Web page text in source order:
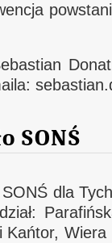
SONŚ
dla